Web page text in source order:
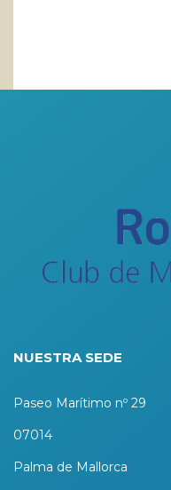
NUESTRA SEDE
Paseo Marítimo nº 29
07014
Palma de Mallorca